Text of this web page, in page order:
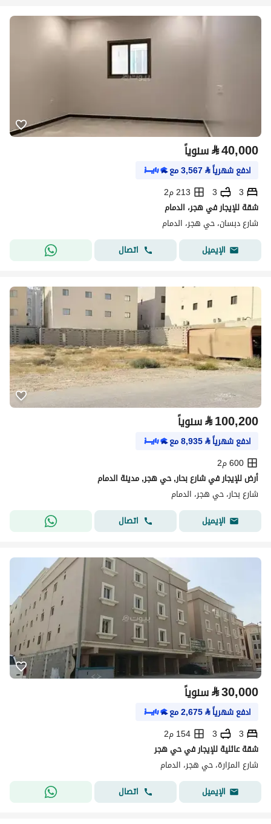
⃁40,000 سنوياً
ادفع شهرياً⃁
3,567مع
3
3
213 م2
شقة للإيجار في هجر، الدمام
شارع دبسان، حي هجر، الدمام
الإيميل
اتصال
⃁100,200 سنوياً
ادفع شهرياً⃁
8,935مع
600 م2
أرض للإيجار في شارع بحار, حي هجر, مدينة الدمام
شارع بحار، حي هجر، الدمام
الإيميل
اتصال
⃁30,000 سنوياً
ادفع شهرياً⃁
2,675مع
3
3
154 م2
شقة عائلية للإيجار في حي هجر
شارع المزارة، حي هجر، الدمام
الإيميل
اتصال